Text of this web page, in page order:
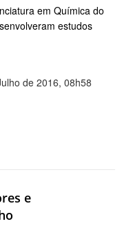
em Química do
estudos
de 2016, 08h58
e